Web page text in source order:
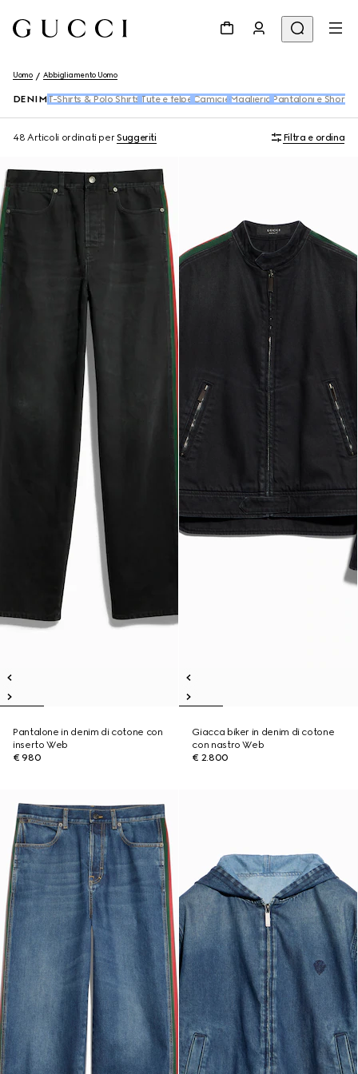
Uomo Abbigliamento Uomo
DENIM T-Shirts & Polo Shirts Tute e felpe CamicieMaglieria Pantaloni e Shorts
48 Articoli ordinati perSuggeriti Filtra e ordina
Pantalone in denim di cotone con
inserto Web
€ 980
Giacca biker in denim di cotone
con nastro Web
€ 2.800